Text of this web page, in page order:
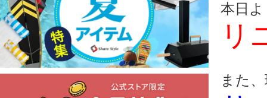
本日
リ
また